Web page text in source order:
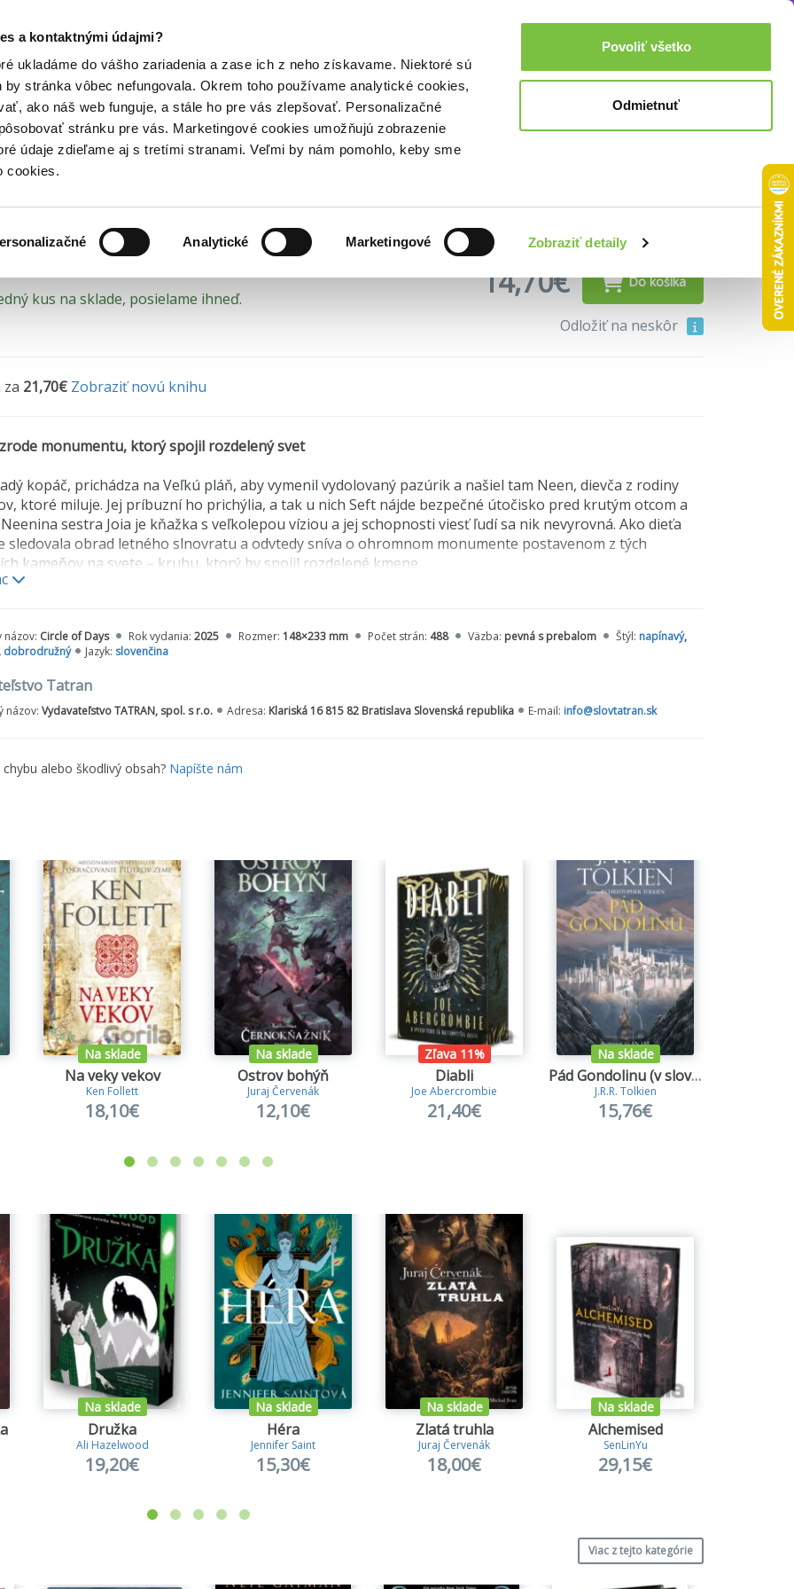
a kontaktnými údajmi?
ukladáme do vášho zariadenia a zase ich z neho získavame. Niektoré sú
by stránka vôbec nefungovala. Okrem toho používame analytické cookies,
ako náš web funguje, a stále ho pre vás zlepšovať. Personalizačné
stránku pre vás. Marketingové cookies umožňujú zobrazenie
údaje zdieľame aj s tretími stranami. Veľmi by nám pomohlo, keby sme
cookies.
Analytické Marketingové Zobraziť detaily
Povoliť všetko
Odmietnuť
Doplnky Prihlásenie 0,00€
knihy Stonehenge Akcie a zľavy
- prečítaná (bazár kníh)
stav = prečítaná kniha bez poškodenia
kus na sklade, posielame ihneď. 14,70€ Do košíka
Odložiť na neskôr
21,70€ Zobraziť novú knihu
monumentu, ktorý spojil rozdelený svet
kopáč, prichádza na Veľkú pláň, aby vymenil vydolovaný pazúrik a našiel tam Neen, dievča z rodiny
ktoré miluje. Jej príbuzní ho prichýlia, a tak u nich Seft nájde bezpečné útočisko pred krutým otcom a
sestra Joia je kňažka s veľkolepou víziou a jej schopnosti viesť ľudí sa nik nevyrovná. Ako dieťa
sledovala obrad letného slnovratu a odvtedy sníva o ohromnom monumente postavenom z tých
kameňov na svete – kruhu, ktorý by spojil rozdelené kmene.
je veľký príbeh o sile snov, o odvahe meniť svet a o zrode legendy, ktorá prežila tisícročia. Ken Follett
na výpravu k počiatkom dejín, kde sa z túžby a odvahy rodili prvé civilizácie.
názov: Circle of Days Rok vydania: 2025 Rozmer: 148×233 mm Počet strán: 488 Väzba: pevná s prebalom Štýl: napínavý,
dobrodružný Jazyk: slovenčina
Tatran
názov: Vydavateľstvo TATRAN, spol. s r.o. Adresa: Klariská 16 815 82 Bratislava Slovenská republika E-mail: info@slovtatran.sk
alebo škodlivý obsah? Napíšte nám
Na sklade
Na veky vekov
Ken Follett
18,10€
Na sklade
Ostrov bohýň
Juraj Červenák
12,10€
Zľava 11%
Diabli
Joe Abercrombie
21,40€
Na sklade
Pád Gondolinu (v slovenčine)
J.R.R. Tolkien
15,76€
Na sklade
Družka
Ali Hazelwood
19,20€
Na sklade
Héra
Jennifer Saint
15,30€
Na sklade
Zlatá truhla
Juraj Červenák
18,00€
Na sklade
Alchemised
SenLinYu
29,15€
Viac z tejto kategórie